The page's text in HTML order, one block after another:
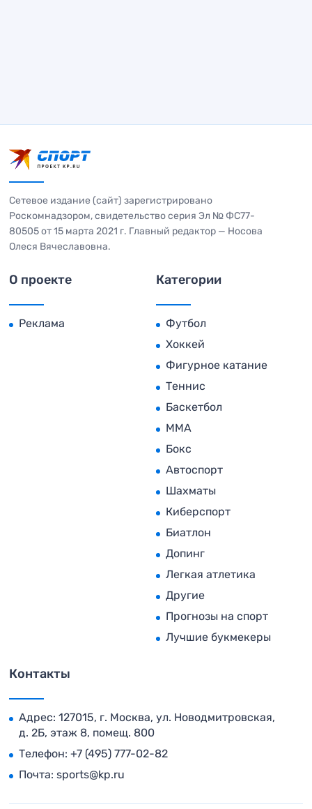
Сетевое издание (сайт) зарегистрировано
Роскомнадзором, свидетельство серия Эл № ФС77-
80505 от 15 марта 2021 г. Главный редактор — Носова
Олеся Вячеславовна.
О проекте
Реклама
Категории
Футбол
Хоккей
Фигурное катание
Теннис
Баскетбол
MMA
Бокс
Автоспорт
Шахматы
Киберспорт
Биатлон
Допинг
Легкая атлетика
Другие
Прогнозы на спорт
Лучшие букмекеры
Контакты
Адрес: 127015, г. Москва, ул. Новодмитровская,
д. 2Б, этаж 8, помещ. 800
Телефон: +7 (495) 777-02-82
Почта: sports@kp.ru